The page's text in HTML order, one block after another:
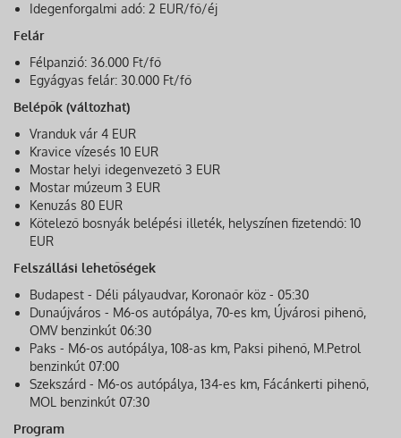
Idegenforgalmi adó: 2 EUR/fő/éj
Felár
Félpanzió: 36.000 Ft/fő
Egyágyas felár: 30.000 Ft/fő
Belépők (változhat)
Vranduk vár 4 EUR
Kravice vízesés 10 EUR
Mostar helyi idegenvezető 3 EUR
Mostar múzeum 3 EUR
Kenuzás 80 EUR
Kötelező bosnyák belépési illeték, helyszínen fizetendő: 10
EUR
Felszállási lehetőségek
Budapest - Déli pályaudvar, Koronaőr köz - 05:30
Dunaújváros - M6-os autópálya, 70-es km, Újvárosi pihenő,
OMV benzinkút 06:30
Paks - M6-os autópálya, 108-as km, Paksi pihenő, M.Petrol
benzinkút 07:00
Szekszárd - M6-os autópálya, 134-es km, Fácánkerti pihenő,
MOL benzinkút 07:30
Program